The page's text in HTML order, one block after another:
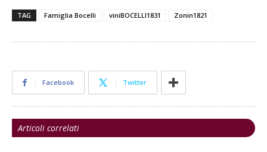
TAG Famiglia Bocelli viniBOCELLI1831 Zonin1821
Facebook Twitter
Articoli correlati